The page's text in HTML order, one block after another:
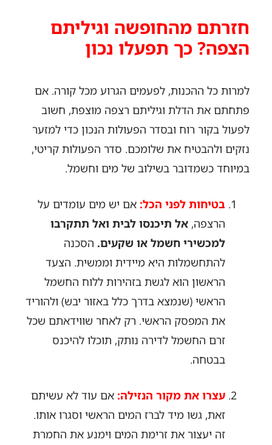
חזרתם מהחופשה וגיליתם
הצפה? כך תפעלו נכון
למרות כל ההכנות, לפעמים הגרוע מכל קורה. אם
פתחתם את הדלת וגיליתם רצפה מוצפת, חשוב
לפעול בקור רוח ובסדר הפעולות הנכון כדי למזער
נזקים ולהבטיח את שלומכם. סדר הפעולות קריטי,
במיוחד כשמדובר בשילוב של מים וחשמל.
בטיחות לפני הכל: אם יש מים עומדים על
הרצפה, אל תיכנסו לבית ואל תתקרבו
למכשירי חשמל או שקעים. הסכנה
להתחשמלות היא מיידית וממשית. הצעד
הראשון הוא לגשת בזהירות ללוח החשמל
הראשי (שנמצא בדרך כלל באזור יבש) ולהוריד
את המפסק הראשי. רק לאחר שווידאתם שכל
זרם החשמל לדירה נותק, תוכלו להיכנס
בבטחה.
עצרו את מקור הנזילה: אם עוד לא עשיתם
זאת, גשו מיד לברז המים הראשי וסגרו אותו.
זה יעצור את זרימת המים וימנע את החמרת